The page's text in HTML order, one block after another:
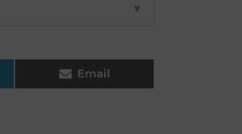
▼
Email